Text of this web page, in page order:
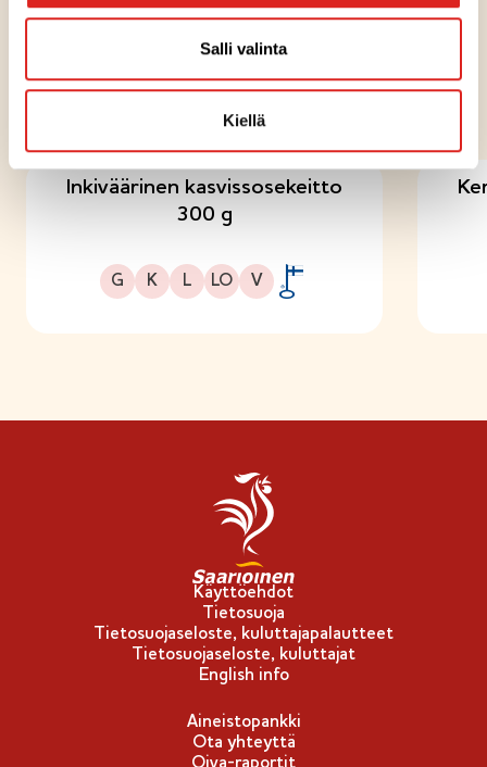
Salli valinta
Kiellä
KOKEILE MYÖS NÄITÄ
Inkiväärinen kasvissosekeitto
300 g
G
Gluteeniton K
Kuitupitoinen L LO
Sopii lakto-ovo ruokavalioon V
Sopii vegaaniseen ruokavalioon
A
-
e
k
i
Käyttöehdot
Tietosuoja
Tietosuojaseloste, kuluttajapalautteet
Tietosuojaseloste, kuluttajat
English info
Aineistopankki
Ota yhteyttä